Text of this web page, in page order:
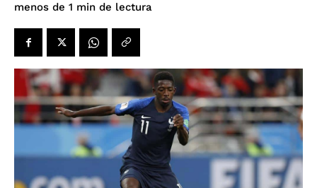
menos de 1 min de lectura